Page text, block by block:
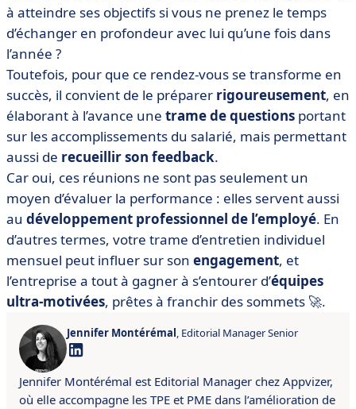
à atteindre ses objectifs si vous ne prenez le temps
d’échanger en profondeur avec lui qu’une fois dans
l’année ?
Toutefois, pour que ce rendez-vous se transforme en
succès, il convient de le préparer rigoureusement, en
élaborant à l’avance une trame de questions portant
sur les accomplissements du salarié, mais permettant
aussi de recueillir son feedback.
Car oui, ces réunions ne sont pas seulement un
moyen d’évaluer la performance : elles servent aussi
au développement professionnel de l’employé. En
d’autres termes, votre trame d’entretien individuel
mensuel peut influer sur son engagement, et
l’entreprise a tout à gagner à s’entourer d’équipes
ultra-motivées, prêtes à franchir des sommets 🚀.
Jennifer Montérémal, Editorial Manager Senior
Jennifer Montérémal est Editorial Manager chez Appvizer,
où elle accompagne les TPE et PME dans l’amélioration de